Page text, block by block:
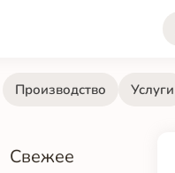
Производство Услуги
Свежее